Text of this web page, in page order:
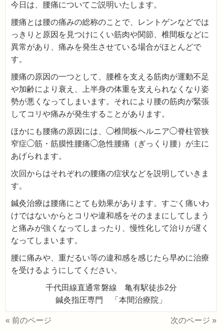
今日は、腰痛についてご説明いたします。
腰痛とは腰の痛みの総称のことで、レントゲンなどでは
っきりと原因を見つけにくい筋肉や関節、椎間板などに
異常があり、痛みを発生させている場合がほとんどで
す。
腰痛の原因の一つとして、腰椎を支える筋肉が運動不足
や加齢により衰え、上半身の体重を支えられなくなり姿
勢が悪くなってしまいます。それにより腰の筋肉が緊張
してコリや痛みが発生することがあります。
ほかにも腰痛の原因には、◯椎間板ヘルニア◯脊柱管狭
窄症◯筋・筋膜性腰痛◯急性腰痛（ぎっくり腰）が主に
あげられます。
次回からはそれぞれの腰痛の症状などを説明していきま
す。
鍼灸治療は腰痛にとても効果があります。すごく痛いわ
けではないからとコリや違和感をそのままにしてしまう
と痛みが強くなってしまったり、慢性化して治りが遅く
なってしまいます。
腰に痛みや、重だるい等の違和感を感じたら早めに治療
を受けるようにしてください。
千代田線直通常磐線 亀有駅徒歩2分
鍼灸指圧専門 「本間治療院」
« 前のページ 次のページ »